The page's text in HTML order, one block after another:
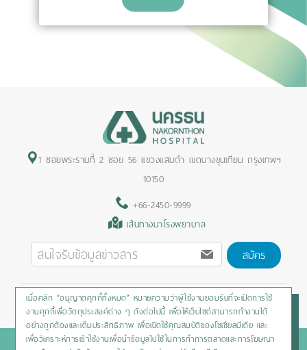
1 ซอยพระรามที่ 2 ซอย 56 แขวงแสมดำ เขตบางขุนเทียน กรุงเทพฯ
10150
+66-2450-9999
เส้นทางมาโรงพยาบาล
สมัคร
Privacy Policy/Cookies Policy/Sitemap/สิทธิผู้ป่วย
Copyright © 2020 Nakornthon Hospital. All rights reserved
เมื่อคลิก “อนุญาตคุกกี้ทั้งหมด” หมายความว่าผู้ใช้งานยอมรับที่จะเปิดการใช้
งานคุกกี้เพื่อวัตถุประสงค์ต่าง ๆ ดังต่อไปนี้ เพื่อให้เว็บไซต์สามารถทำงานได้
อย่างถูกต้องและเต็มประสิทธิภาพ เพื่อเปิดใช้คุณสมบัติของโซเชียลมีเดีย และ
เพื่อวิเคราะห์การเข้าใช้งานเพื่อนำข้อมูลไปใช้ในการทำการตลาดและการโฆษณา